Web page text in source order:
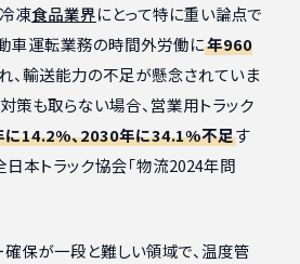
凍食品業界にとって特に重い論点で
車運転業務の時間外労働に年960
、輸送能力の不足が懸念されていま
策も取らない場合、営業用トラック
14.2%、2030年に34.1%不足す
日本トラック協会「物流2024年問
保が一段と難しい領域で、温度管